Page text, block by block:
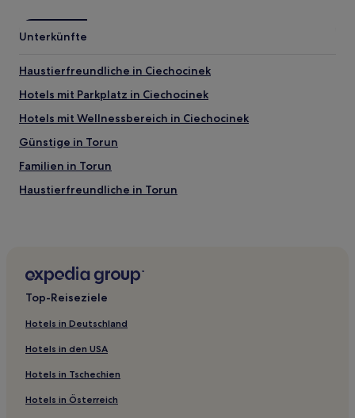
Unterkünfte
Haustierfreundliche in Ciechocinek
Hotels mit Parkplatz in Ciechocinek
Hotels mit Wellnessbereich in Ciechocinek
Günstige in Torun
Familien in Torun
Haustierfreundliche in Torun
Gmina Wąpielsk Hotels
Gmina Jeżewo Hotels
Gmina Gruta Hotels
Hotels nahe Ausstellungshalle - Toruń Messen
Grunau Hotels
Wabrzezno Hotels
Top-Reiseziele
Hotels in Deutschland
Hotels in den USA
Hotels in Tschechien
Hotels in Österreich